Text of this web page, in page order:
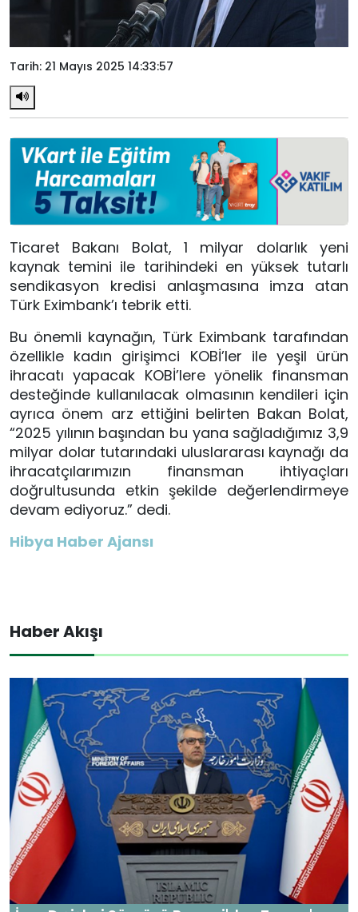
Tarih: 21 Mayıs 2025 14:33:57
Ticaret Bakanı Bolat, 1 milyar dolarlık yeni
kaynak temini ile tarihindeki en yüksek tutarlı
sendikasyon kredisi anlaşmasına imza atan
Türk Eximbank’ı tebrik etti.
Bu önemli kaynağın, Türk Eximbank tarafından
özellikle kadın girişimci KOBİ’ler ile yeşil ürün
ihracatı yapacak KOBİ’lere yönelik finansman
desteğinde kullanılacak olmasının kendileri için
ayrıca önem arz ettiğini belirten Bakan Bolat,
“2025 yılının başından bu yana sağladığımız 3,9
milyar dolar tutarındaki uluslararası kaynağı da
ihracatçılarımızın finansman ihtiyaçları
doğrultusunda etkin şekilde değerlendirmeye
devam ediyoruz.” dedi.
Hibya Haber Ajansı
Haber Akışı